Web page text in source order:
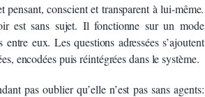
conscient et transparent à lui-même.
est sans sujet. Il fonctionne sur un mode
eux. Les questions adressées s’ajoutent
encodées puis réintégrées dans le système.
pas oublier qu’elle n’est pas sans agents: